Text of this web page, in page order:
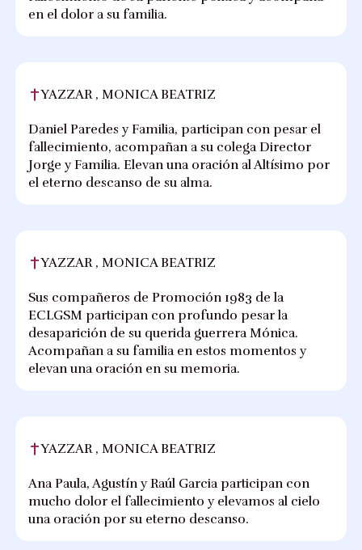
en el dolor a su familia.
YAZZAR , MONICA BEATRIZ
Daniel Paredes y Familia, participan con pesar el
fallecimiento, acompañan a su colega Director
Jorge y Familia. Elevan una oración al Altísimo por
el eterno descanso de su alma.
YAZZAR , MONICA BEATRIZ
Sus compañeros de Promoción 1983 de la
ECLGSM participan con profundo pesar la
desaparición de su querida guerrera Mónica.
Acompañan a su familia en estos momentos y
elevan una oración en su memoria.
YAZZAR , MONICA BEATRIZ
Ana Paula, Agustín y Raúl Garcia participan con
mucho dolor el fallecimiento y elevamos al cielo
una oración por su eterno descanso.